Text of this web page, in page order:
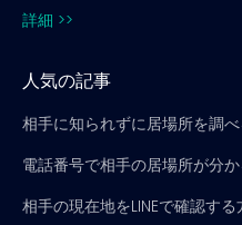
詳細 >>
人気の記事
相手に知られずに居場所を調
電話番号で相手の居場所が分
相手の現在地をLINEで確認する